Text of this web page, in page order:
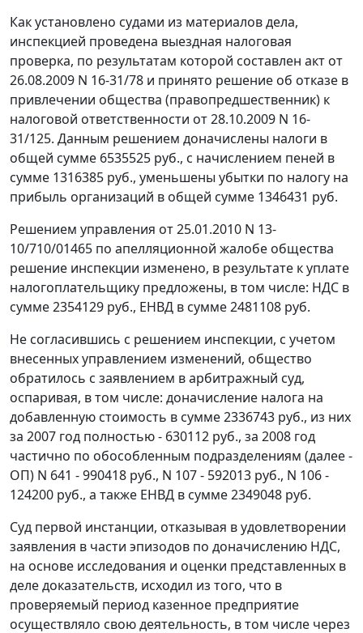
Как установлено судами из материалов дела,
инспекцией проведена выездная налоговая
проверка, по результатам которой составлен акт от
26.08.2009 N 16-31/78 и принято решение об отказе в
привлечении общества (правопредшественник) к
налоговой ответственности от 28.10.2009 N 16-
31/125. Данным решением доначислены налоги в
общей сумме 6535525 руб., с начислением пеней в
сумме 1316385 руб., уменьшены убытки по налогу на
прибыль организаций в общей сумме 1346431 руб.
Решением управления от 25.01.2010 N 13-
10/710/01465 по апелляционной жалобе общества
решение инспекции изменено, в результате к уплате
налогоплательщику предложены, в том числе: НДС в
сумме 2354129 руб., ЕНВД в сумме 2481108 руб.
Не согласившись с решением инспекции, с учетом
внесенных управлением изменений, общество
обратилось с заявлением в арбитражный суд,
оспаривая, в том числе: доначисление налога на
добавленную стоимость в сумме 2336743 руб., из них
за 2007 год полностью - 630112 руб., за 2008 год
частично по обособленным подразделениям (далее -
ОП) N 641 - 990418 руб., N 107 - 592013 руб., N 106 -
124200 руб., а также ЕНВД в сумме 2349048 руб.
Суд первой инстанции, отказывая в удовлетворении
заявления в части эпизодов по доначислению НДС,
на основе исследования и оценки представленных в
деле доказательств, исходил из того, что в
проверяемый период казенное предприятие
осуществляло свою деятельность, в том числе через